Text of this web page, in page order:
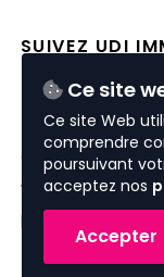
Ce site
Ce site Web
comprendre
poursuivant
acceptez nos
Accepter
SUIVEZ UDI
© 2026 UDI Immo
website by
powered by
données